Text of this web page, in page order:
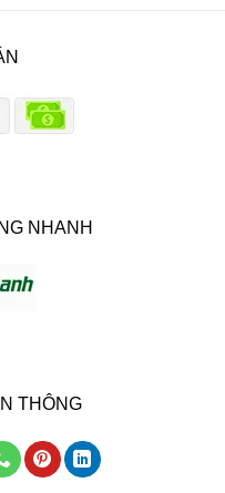
NHANH
THÔNG